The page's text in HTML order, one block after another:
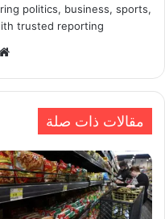
politics, business, sports,
trusted reporting.
مقالات ذات صلة